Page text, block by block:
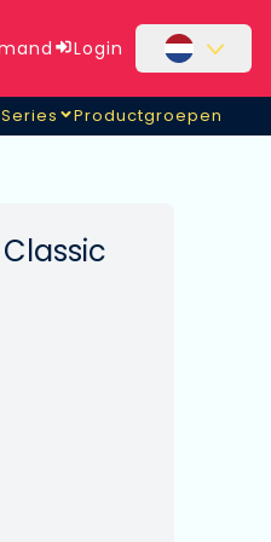
Login
Series Productgroepen